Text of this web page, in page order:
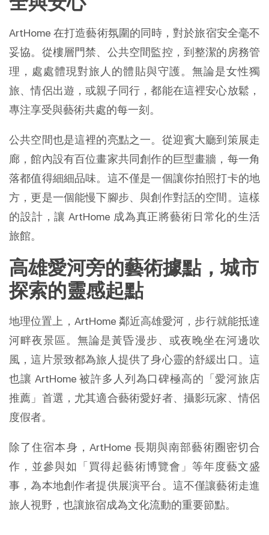
ArtHome 在打造藝術氛圍的同時，對於旅宿安全毫不
妥協。從樓層門禁、公共空間監控，到整潔的房務管
理，處處體現對旅人的體貼與守護。無論是女性獨
旅、情侶出遊，或親子同行，都能在這裡安心放鬆，
專注享受與藝術共處的每一刻。
公共空間也是這裡的亮點之一。從迎賓大廳到策展走
廊，館內設有百位畫家共同創作的巨型畫牆，每一角
落都值得細細品味。這不僅是一個讓你拍照打卡的地
方，更是一個能慢下腳步、與創作對話的空間。這樣
的設計，讓 ArtHome 成為真正將藝術日常化的生活
旅館。
高雄愛河旁的藝術據點，城市
探索的靈感起點
地理位置上，ArtHome 鄰近高雄愛河，步行就能抵達
河畔夜景區。無論是黃昏漫步、或夜晚坐在河邊吹
風，這片景致都為旅人提供了身心靈的舒緩出口。這
也讓 ArtHome 被許多人列為口碑極高的「愛河旅店
推薦」首選，尤其適合藝術愛好者、攝影玩家、情侶
度假者。
除了住宿本身，ArtHome 長期與南部藝術圈密切合
作，並參與如「買得起藝術博覽會」等年度藝文盛
事，為本地創作者提供展演平台。這不僅讓藝術走進
旅人視野，也讓旅宿成為文化流動的重要節點。